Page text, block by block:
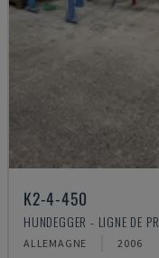
K2-4-450
HUNDEGGER - LIGNE DE
ALLEMAGNE 2006